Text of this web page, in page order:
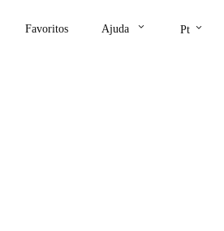
Favoritos Ajuda keyboard_arrow_down Pt keyboard_arrow_down